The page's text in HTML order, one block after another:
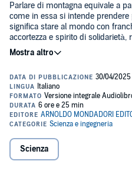
Parlare di montagna equivale a
come in essa si intende
significa stare al mondo con
accortezza e spirito di
manifestazioni.
montagna rappresenta,
esperienze personali, qui
fulminanti, descrizioni di paesaggi
In queste pagine troviamo
passeggiare; i ricordi vivissimi di
consapevolezza urgente delle
Scienza